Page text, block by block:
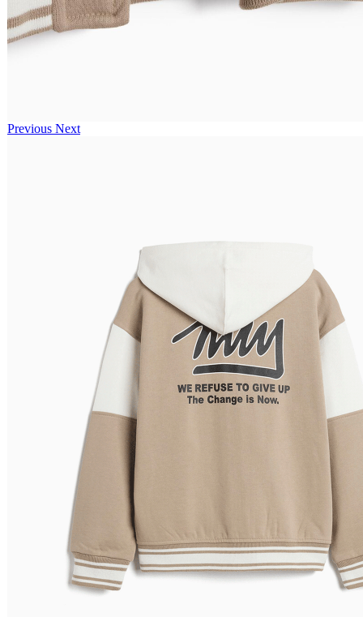
Previous Next